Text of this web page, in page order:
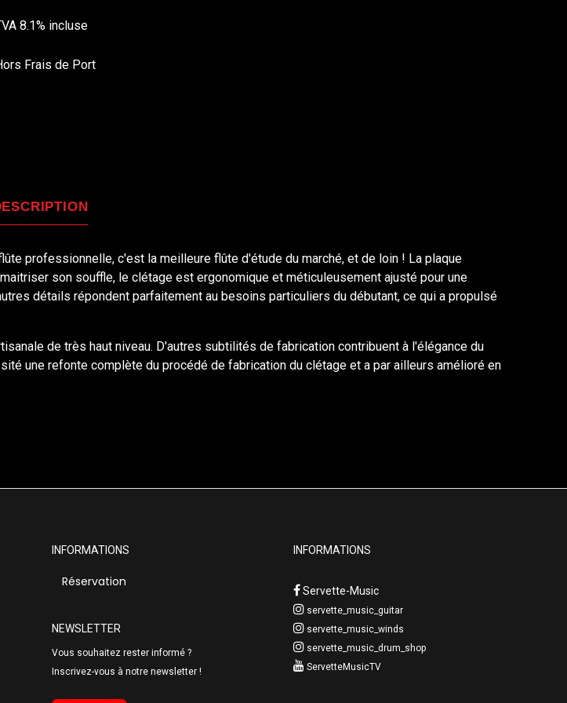
8.1% incluse
Frais de Port
professionnelle, c'est la meilleure flûte d'étude du marché, et de loin ! La plaque
son souffle, le clétage est ergonomique et méticuleusement ajusté pour une
détails répondent parfaitement au besoins particuliers du débutant, ce qui a propulsé
de très haut niveau. D'autres subtilités de fabrication contribuent à l'élégance du
une refonte complète du procédé de fabrication du clétage et a par ailleurs amélioré en
INFORMATIONS
Réservation
NEWSLETTER
Vous souhaitez rester informé ?
Inscrivez-vous à notre newsletter !
INFORMATIONS
Servette-Music
servette_music_guitar
servette_music_winds
servette_music_drum_shop
ServetteMusicTV